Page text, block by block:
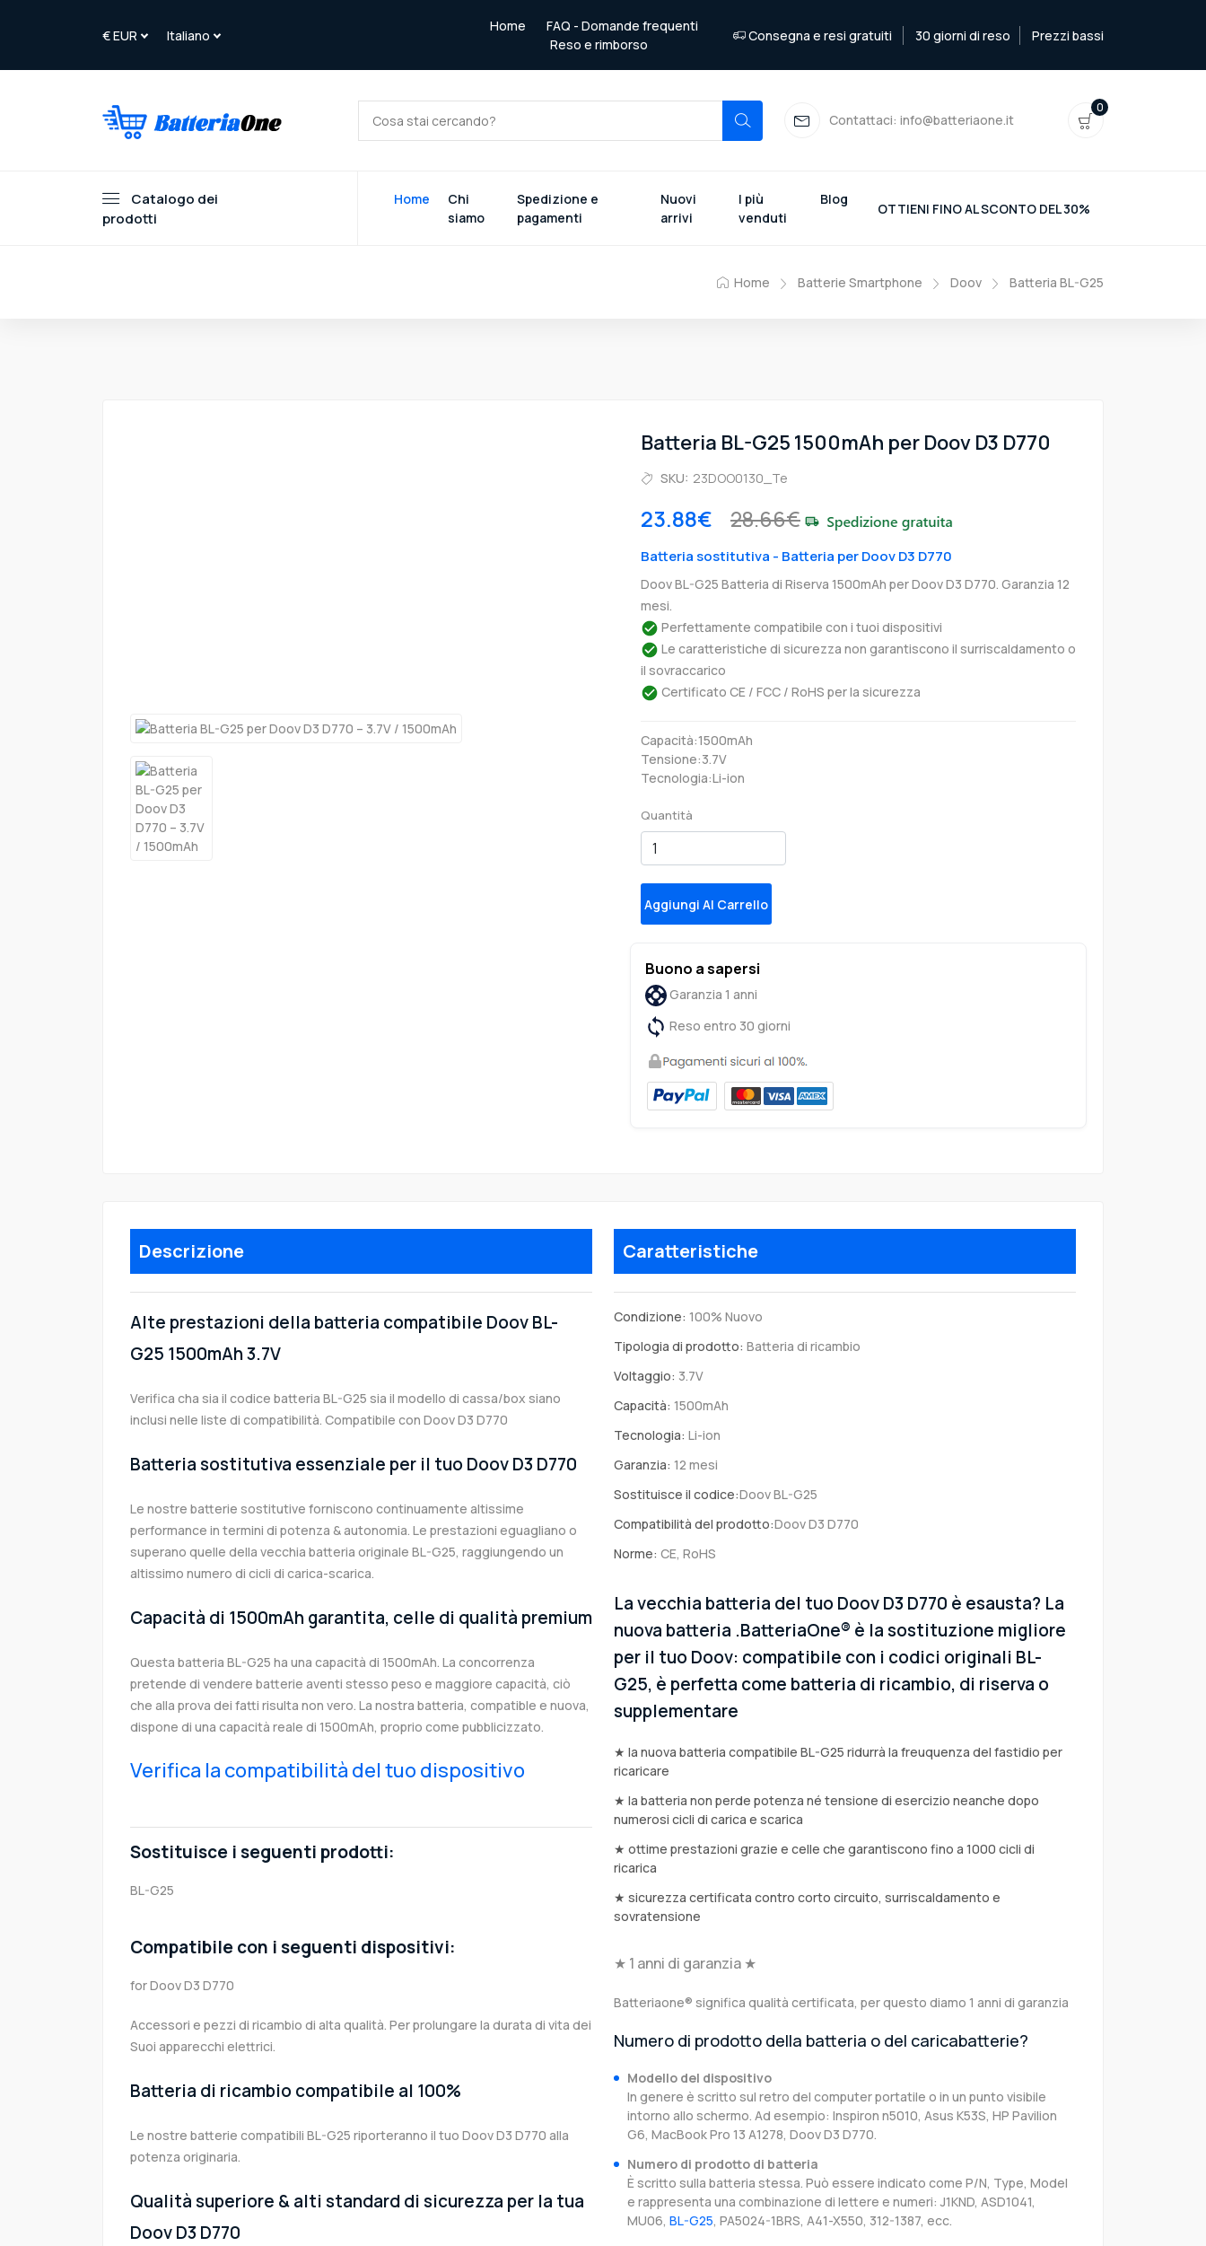
Home
FAQ - Domande frequenti
Reso e rimborso
Consegna e resi gratuiti 30 giorni di reso Prezzi bassi
Contattaci: info@batteriaone.it
0
Catalogo dei
prodotti
Home
Chi
siamo
Spedizione e
pagamenti
Nuovi
arrivi
I più
venduti
Blog
OTTIENI FINO AL SCONTO DEL 30%
Home Batterie Smartphone Doov Batteria BL-G25
Batteria BL-G25 1500mAh per Doov D3 D770
SKU: 23DOO0130_Te
23.88€ 28.66€
Batteria sostitutiva - Batteria per Doov D3 D770
Doov BL-G25 Batteria di Riserva 1500mAh per Doov D3 D770. Garanzia 12
mesi.
Perfettamente compatibile con i tuoi dispositivi
Le caratteristiche di sicurezza non garantiscono il surriscaldamento o
il sovraccarico
Certificato CE / FCC / RoHS per la sicurezza
Capacità:1500mAh
Tensione:3.7V
Tecnologia:Li-ion
Quantità
Aggiungi Al Carrello
Buono a sapersi
Garanzia 1 anni
Reso entro 30 giorni
Descrizione
Alte prestazioni della batteria compatibile Doov BL-
G25 1500mAh 3.7V
Verifica cha sia il codice batteria BL-G25 sia il modello di cassa/box siano
inclusi nelle liste di compatibilità. Compatibile con Doov D3 D770
Batteria sostitutiva essenziale per il tuo Doov D3 D770
Le nostre batterie sostitutive forniscono continuamente altissime
performance in termini di potenza & autonomia. Le prestazioni eguagliano o
superano quelle della vecchia batteria originale BL-G25, raggiungendo un
altissimo numero di cicli di carica-scarica.
Capacità di 1500mAh garantita, celle di qualità premium
Questa batteria BL-G25 ha una capacità di 1500mAh. La concorrenza
pretende di vendere batterie aventi stesso peso e maggiore capacità, ciò
che alla prova dei fatti risulta non vero. La nostra batteria, compatible e nuova,
dispone di una capacità reale di 1500mAh, proprio come pubblicizzato.
Verifica la compatibilità del tuo dispositivo
Sostituisce i seguenti prodotti:
BL-G25
Compatibile con i seguenti dispositivi:
for Doov D3 D770
Accessori e pezzi di ricambio di alta qualità. Per prolungare la durata di vita dei
Suoi apparecchi elettrici.
Batteria di ricambio compatibile al 100%
Le nostre batterie compatibili BL-G25 riporteranno il tuo Doov D3 D770 alla
potenza originaria.
Qualità superiore & alti standard di sicurezza per la tua
Doov D3 D770
Caratteristiche
Condizione: 100% Nuovo
Tipologia di prodotto: Batteria di ricambio
Voltaggio: 3.7V
Capacità: 1500mAh
Tecnologia: Li-ion
Garanzia: 12 mesi
Sostituisce il codice:Doov BL-G25
Compatibilità del prodotto:Doov D3 D770
Norme: CE, RoHS
La vecchia batteria del tuo Doov D3 D770 è esausta? La
nuova batteria .BatteriaOne® è la sostituzione migliore
per il tuo Doov: compatibile con i codici originali BL-
G25, è perfetta come batteria di ricambio, di riserva o
supplementare
★ la nuova batteria compatibile BL-G25 ridurrà la freuquenza del fastidio per
ricaricare
★ la batteria non perde potenza né tensione di esercizio neanche dopo
numerosi cicli di carica e scarica
★ ottime prestazioni grazie e celle che garantiscono fino a 1000 cicli di
ricarica
★ sicurezza certificata contro corto circuito, surriscaldamento e
sovratensione
★ 1 anni di garanzia ★
Batteriaone® significa qualità certificata, per questo diamo 1 anni di garanzia
Numero di prodotto della batteria o del caricabatterie?
Modello del dispositivo
In genere è scritto sul retro del computer portatile o in un punto visibile
intorno allo schermo. Ad esempio: Inspiron n5010, Asus K53S, HP Pavilion
G6, MacBook Pro 13 A1278, Doov D3 D770.
Numero di prodotto di batteria
È scritto sulla batteria stessa. Può essere indicato come P/N, Type, Model
e rappresenta una combinazione di lettere e numeri: J1KND, ASD1041,
MU06, BL-G25, PA5024-1BRS, A41-X550, 312-1387, ecc.